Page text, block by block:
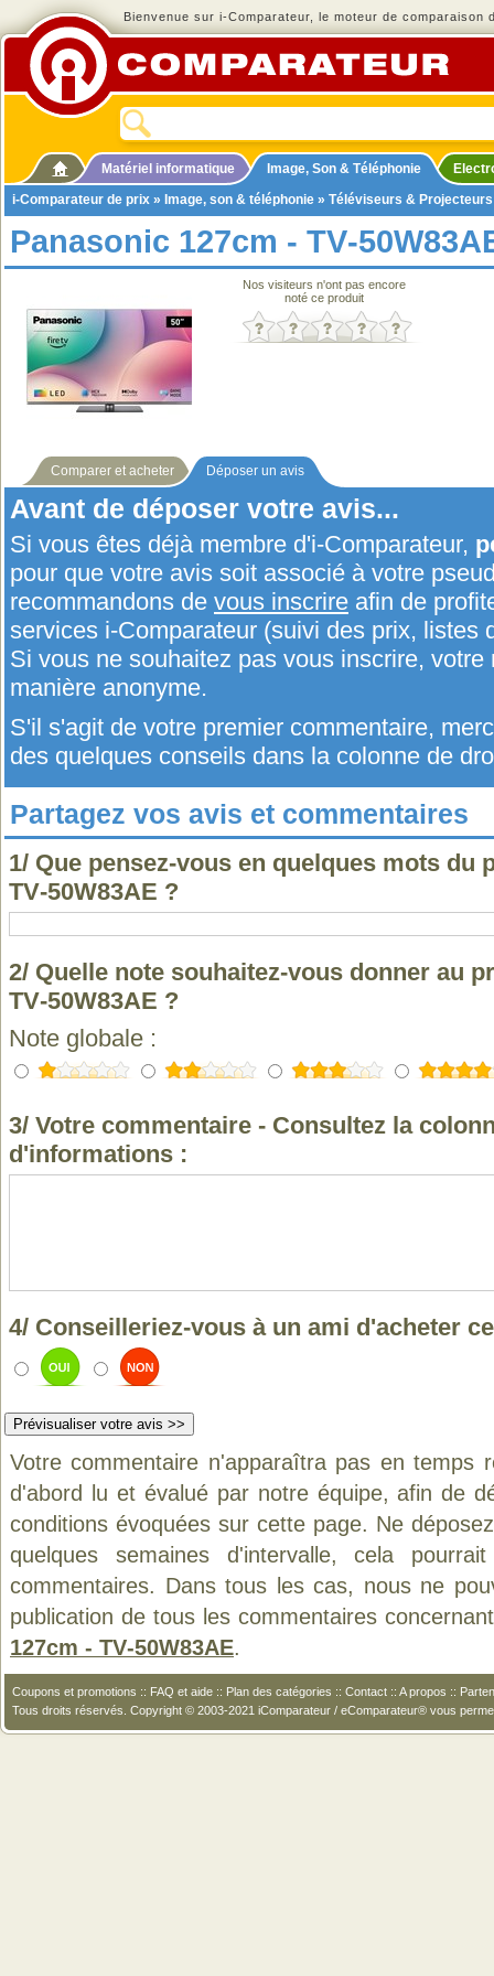
Bienvenue sur i-Comparateur, le moteur de comparaison
Matériel informatique Image, Son & Téléphonie
i-Comparateur de prix » Image, son & téléphonie » Téléviseurs & Projecteurs
Panasonic 127cm -
Nos visiteurs n'ont pas encore
noté ce produit
Comparer et acheter Déposer un avis
Avant de déposer votre avis...
Si vous êtes déjà membre d'i-Comparateur,
pour que votre avis soit associé à votre
recommandons de vous inscrire afin de
services i-Comparateur (suivi des prix, listes
Si vous ne souhaitez pas vous inscrire,
manière anonyme.
S'il s'agit de votre premier commentaire,
des quelques conseils dans la colonne de
Partagez vos avis et commentaires
1/ Que pensez-vous en quelques mots du
TV‑50W83AE ?
2/ Quelle note souhaitez-vous donner au
TV‑50W83AE ?
Note globale :
3/ Votre commentaire - Consultez la
d'informations :
4/ Conseilleriez-vous à un ami d'acheter
Votre commentaire n'apparaîtra pas en temps
d'abord lu et évalué par notre équipe, afin de
conditions évoquées sur cette page. Ne
quelques semaines d'intervalle, cela
commentaires. Dans tous les cas, nous ne
publication de tous les commentaires
127cm - TV‑50W83AE.
Coupons et promotions :: FAQ et aide :: Plan des catégories :: Contact :: A propos ::
Tous droits réservés. Copyright © 2003-2021 iComparateur / eComparateur® vous